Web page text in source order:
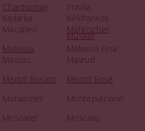
Chardonnay
Inzolia
Kadarka
Kékfrankos
Macabeo
Mährischer
Muskat
Malvasia
Malvasia Fina
Mauzac
Mavrud
Merlot Rosato
Merlot Rosé
Monastrell
Montepulciano
Moscatel
Moscato